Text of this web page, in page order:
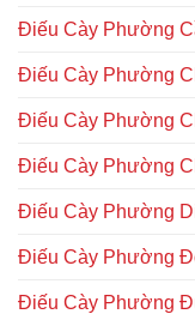
Điếu Cày Phường
Điếu Cày Phường
Điếu Cày Phường
Điếu Cày Phường
Điếu Cày Phường
Điếu Cày Phường
Điếu Cày Phường